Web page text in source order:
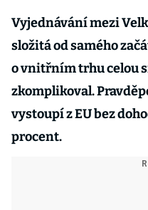
Vyjednávání mezi
složitá od samého
o vnitřním trhu celou
zkomplikoval.
vystoupí z EU bez
procent.